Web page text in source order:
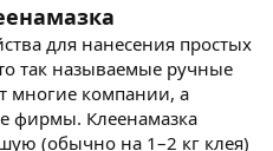
для нанесения простых
так называемые ручные
многие компании, а
фирмы. Клеенамазка
(обычно на 1–2 кг клея)